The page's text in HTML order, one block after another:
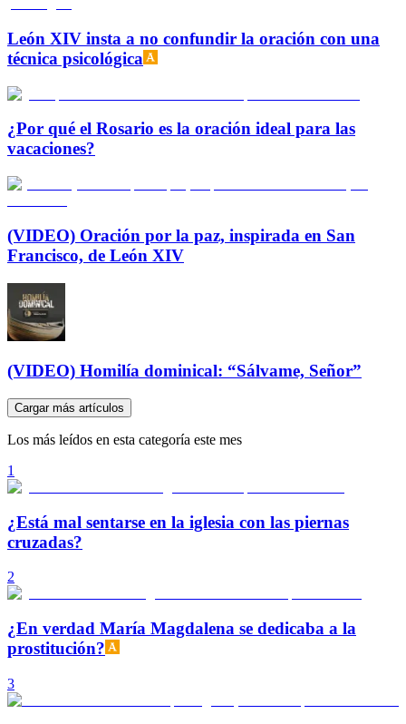
León XIV insta a no confundir la oración con una
técnica psicológica
¿Por qué el Rosario es la oración ideal para las
vacaciones?
(VIDEO) Oración por la paz, inspirada en San
Francisco, de León XIV
(VIDEO) Homilía dominical: “Sálvame, Señor”
Cargar más artículos
Los más leídos en esta categoría este mes
1
¿Está mal sentarse en la iglesia con las piernas
cruzadas?
2
¿En verdad María Magdalena se dedicaba a la
prostitución?
3